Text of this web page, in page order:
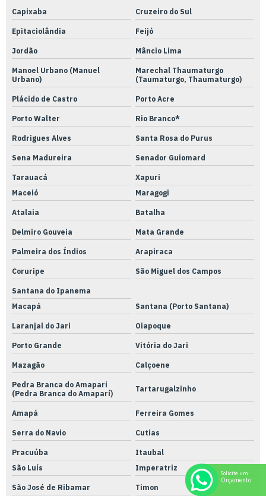
Capixaba Cruzeiro do Sul
Epitaciolândia Feijó
Jordão Mâncio Lima
Manoel Urbano (Manuel
Urbano)
Marechal Thaumaturgo
(Taumaturgo, Thaumaturgo)
Plácido de Castro Porto Acre
Porto Walter Rio Branco*
Rodrigues Alves Santa Rosa do Purus
Sena Madureira Senador Guiomard
Tarauacá
Xapuri
Maceió
Maragogi
Atalaia Batalha
Delmiro Gouveia Mata Grande
Palmeira dos Índios Arapiraca
Coruripe São Miguel dos Campos
Santana do Ipanema
Macapá
Santana (Porto Santana)
Laranjal do Jari Oiapoque
Porto Grande Vitória do Jari
Mazagão Calçoene
Pedra Branca do Amapari
(Pedra Branca do Amaparí)
Tartarugalzinho
Amapá Ferreira Gomes
Serra do Navio Cutias
Pracuúba
Itaubal
São Luís
Imperatriz
São José de Ribamar Timon
Solicite um
Orçamento